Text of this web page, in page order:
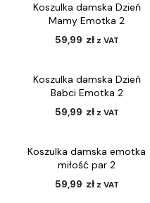
Koszulka damska Dzień
Mamy Emotka 2
59,99 zł z VAT
Koszulka damska Dzień
Babci Emotka 2
59,99 zł z VAT
Koszulka damska emotka
miłość par 2
59,99 zł z VAT